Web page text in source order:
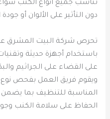
تناسب جميع أنواع الكنب
دون التأثير على الألوان أو
تحرص شركة البيت المشرق
باستخدام أجهزة حديثة
على القضاء على الجراثيم
ويقوم فريق العمل بفحص نوع
المناسبة للتنظيف بما
الحفاظ على سلامة الكنب